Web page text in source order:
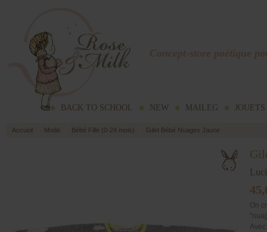
Concept-store poétique
BACK TO SCHOOL NEW MAILEG JOUETS
Accueil Mode Bébé Fille (0-24 mois) Gilet Bébé Nuages Jaune
On